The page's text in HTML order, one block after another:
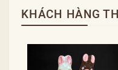
KHÁCH HÀNG